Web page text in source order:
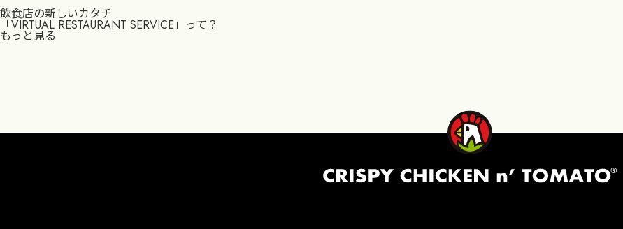
飲食店の新しいカタチ
「VIRTUAL RESTAURANT SERVICE」って？
もっと見る